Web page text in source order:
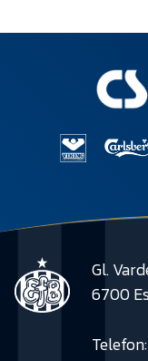
Gl.
6700
Telefon: